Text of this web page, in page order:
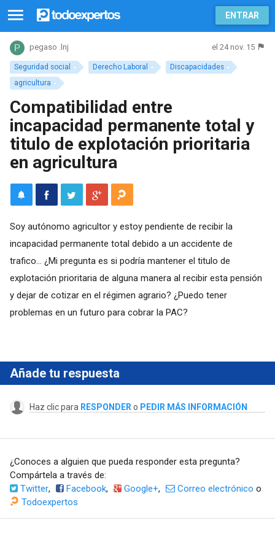
ENTRAR
Seguridad social Derecho Laboral
Discapacidades
agricultura
pegaso .lnj el 24 nov. 15
Compatibilidad entre
incapacidad permanente total y
titulo de explotación prioritaria
en agricultura
Soy autónomo agricultor y estoy pendiente de recibir la
incapacidad permanente total debido a un accidente de
trafico... ¿Mi pregunta es si podría mantener el titulo de
explotación prioritaria de alguna manera al recibir esta pensión
y dejar de cotizar en el régimen agrario? ¿Puedo tener
problemas en un futuro para cobrar la PAC?
Añade tu respuesta
Haz clic para RESPONDER o PEDIR MÁS INFORMACIÓN
¿Conoces a alguien que pueda responder esta pregunta?
Compártela a través de:
Twitter, Facebook, Google+, Correo electrónico o
Todoexpertos